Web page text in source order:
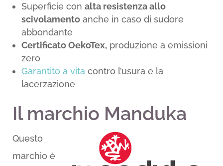
Superficie con alta resistenza allo
scivolamentoanche in caso di sudore
abbondante
Certificato OekoTex, produzione a emissioni
zero
Garantito a vita contro l’usura e la
lacerzazione
Il marchio Manduka
Questo
marchio è